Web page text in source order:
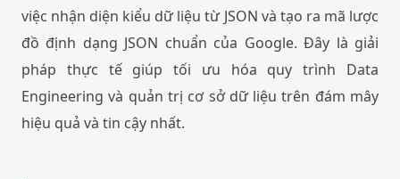
việc nhận diện kiểu dữ liệu từ JSON và tạo ra mã lược
đồ định dạng JSON chuẩn của Google. Đây là giải
pháp thực tế giúp tối ưu hóa quy trình Data
Engineering và quản trị cơ sở dữ liệu trên đám mây
hiệu quả và tin cậy nhất.